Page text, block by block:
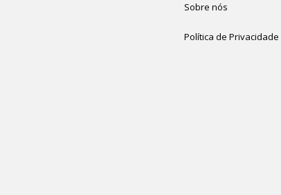
Sobre nós
Política de Privacidade